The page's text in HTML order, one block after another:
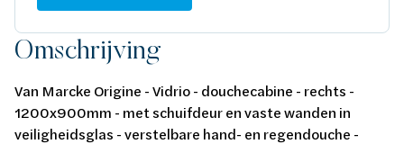
Omschrijving
Van Marcke Origine - Vidrio - douchecabine - rechts -
1200x900mm - met schuifdeur en vaste wanden in
veiligheidsglas - verstelbare hand- en regendouche -